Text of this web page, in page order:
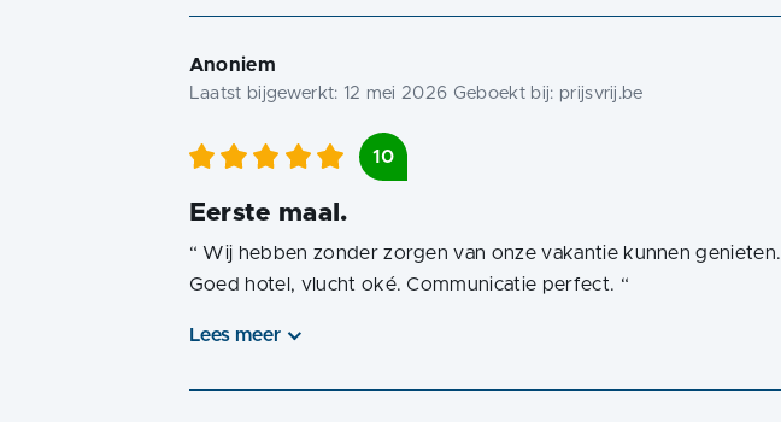
Anoniem
Laatst bijgewerkt: 12 mei 2026 Geboekt bij: prijsvrij.be
10
Eerste maal.
“ Wij hebben zonder zorgen van onze vakantie kunnen genieten.
Goed hotel, vlucht oké. Communicatie perfect. “
Lees meer